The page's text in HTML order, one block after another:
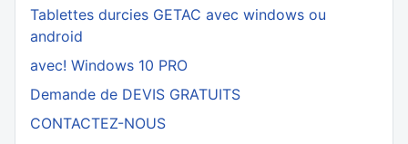
Tablettes durcies GETAC avec windows ou
android
avec! Windows 10 PRO
Demande de DEVIS GRATUITS
CONTACTEZ-NOUS